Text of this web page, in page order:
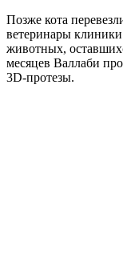
Позже кота
ветеринары
животных,
месяцев Валлаби
3D-протезы.